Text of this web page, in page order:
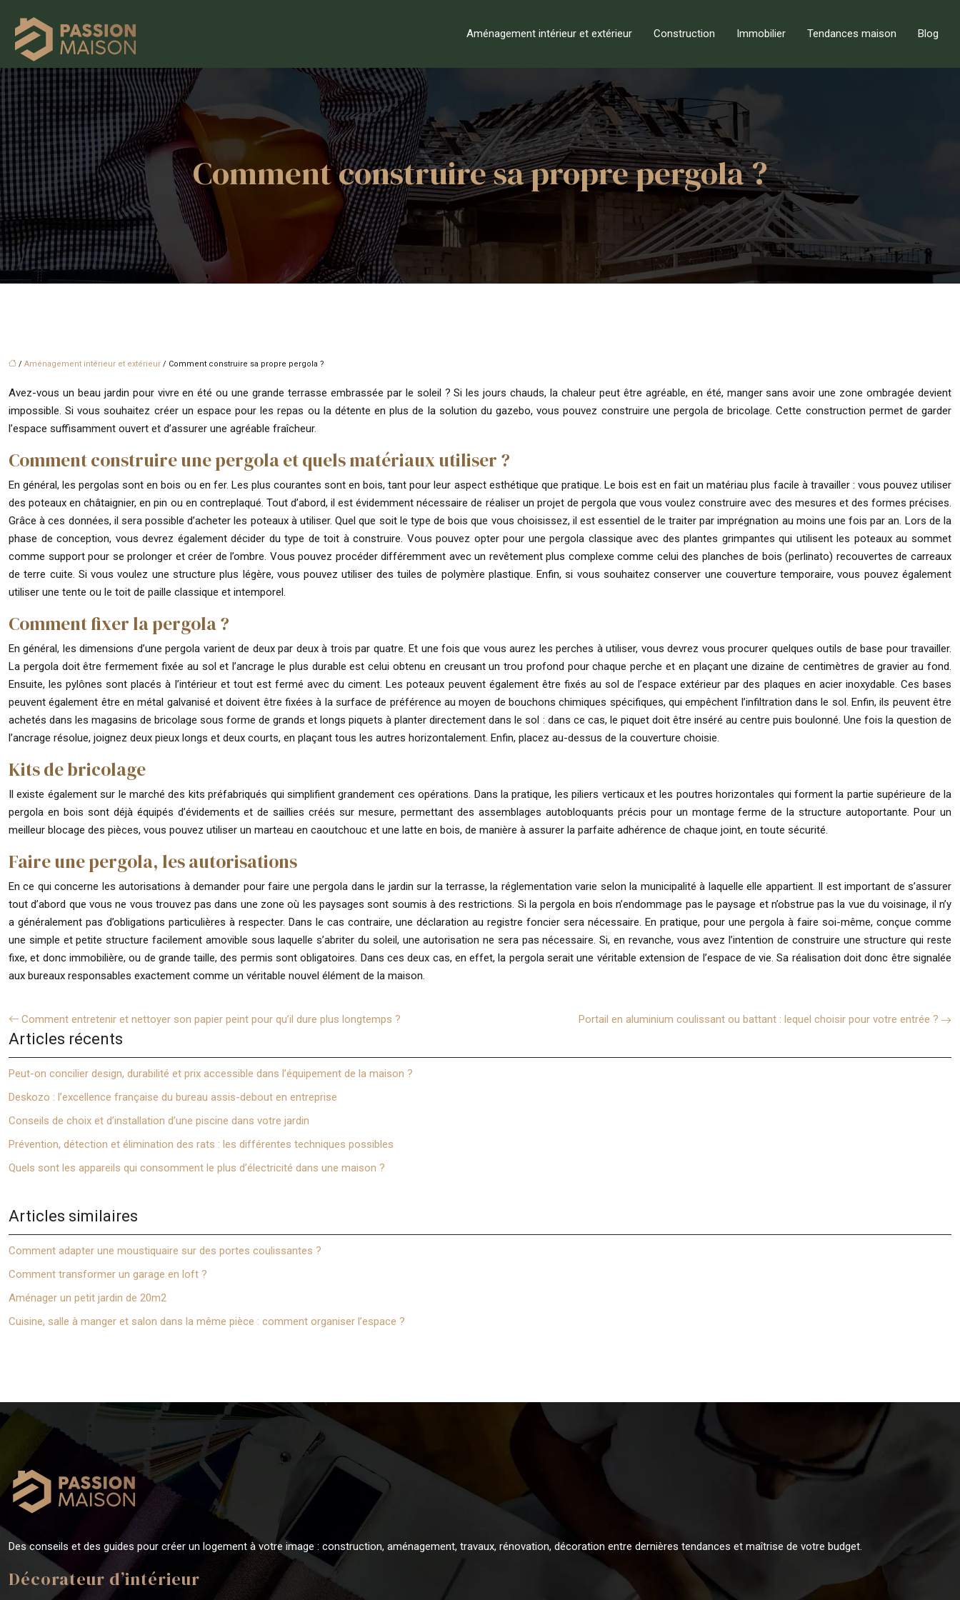
Aménagement intérieur et extérieur Construction Immobilier Tendances maison Blog
Comment construire sa propre pergola ?
/ Aménagement intérieur et extérieur / Comment construire sa propre pergola ?
Avez-vous un beau jardin pour vivre en été ou une grande terrasse embrassée par le soleil ? Si les jours chauds, la chaleur peut être agréable, en été, manger sans avoir une zone ombragée devient
impossible. Si vous souhaitez créer un espace pour les repas ou la détente en plus de la solution du gazebo, vous pouvez construire une pergola de bricolage. Cette construction permet de garder
l’espace suffisamment ouvert et d’assurer une agréable fraîcheur.
Comment construire une pergola et quels matériaux utiliser ?
En général, les pergolas sont en bois ou en fer. Les plus courantes sont en bois, tant pour leur aspect esthétique que pratique. Le bois est en fait un matériau plus facile à travailler : vous pouvez utiliser
des poteaux en châtaignier, en pin ou en contreplaqué. Tout d’abord, il est évidemment nécessaire de réaliser un projet de pergola que vous voulez construire avec des mesures et des formes précises.
Grâce à ces données, il sera possible d’acheter les poteaux à utiliser. Quel que soit le type de bois que vous choisissez, il est essentiel de le traiter par imprégnation au moins une fois par an. Lors de la
phase de conception, vous devrez également décider du type de toit à construire. Vous pouvez opter pour une pergola classique avec des plantes grimpantes qui utilisent les poteaux au sommet
comme support pour se prolonger et créer de l’ombre. Vous pouvez procéder différemment avec un revêtement plus complexe comme celui des planches de bois (perlinato) recouvertes de carreaux
de terre cuite. Si vous voulez une structure plus légère, vous pouvez utiliser des tuiles de polymère plastique. Enfin, si vous souhaitez conserver une couverture temporaire, vous pouvez également
utiliser une tente ou le toit de paille classique et intemporel.
Comment fixer la pergola ?
En général, les dimensions d’une pergola varient de deux par deux à trois par quatre. Et une fois que vous aurez les perches à utiliser, vous devrez vous procurer quelques outils de base pour travailler.
La pergola doit être fermement fixée au sol et l’ancrage le plus durable est celui obtenu en creusant un trou profond pour chaque perche et en plaçant une dizaine de centimètres de gravier au fond.
Ensuite, les pylônes sont placés à l’intérieur et tout est fermé avec du ciment. Les poteaux peuvent également être fixés au sol de l’espace extérieur par des plaques en acier inoxydable. Ces bases
peuvent également être en métal galvanisé et doivent être fixées à la surface de préférence au moyen de bouchons chimiques spécifiques, qui empêchent l’infiltration dans le sol. Enfin, ils peuvent être
achetés dans les magasins de bricolage sous forme de grands et longs piquets à planter directement dans le sol : dans ce cas, le piquet doit être inséré au centre puis boulonné. Une fois la question de
l’ancrage résolue, joignez deux pieux longs et deux courts, en plaçant tous les autres horizontalement. Enfin, placez au-dessus de la couverture choisie.
Kits de bricolage
Il existe également sur le marché des kits préfabriqués qui simplifient grandement ces opérations. Dans la pratique, les piliers verticaux et les poutres horizontales qui forment la partie supérieure de la
pergola en bois sont déjà équipés d’évidements et de saillies créés sur mesure, permettant des assemblages autobloquants précis pour un montage ferme de la structure autoportante. Pour un
meilleur blocage des pièces, vous pouvez utiliser un marteau en caoutchouc et une latte en bois, de manière à assurer la parfaite adhérence de chaque joint, en toute sécurité.
Faire une pergola, les autorisations
En ce qui concerne les autorisations à demander pour faire une pergola dans le jardin sur la terrasse, la réglementation varie selon la municipalité à laquelle elle appartient. Il est important de s’assurer
tout d’abord que vous ne vous trouvez pas dans une zone où les paysages sont soumis à des restrictions. Si la pergola en bois n’endommage pas le paysage et n’obstrue pas la vue du voisinage, il n’y
a généralement pas d’obligations particulières à respecter. Dans le cas contraire, une déclaration au registre foncier sera nécessaire. En pratique, pour une pergola à faire soi-même, conçue comme
une simple et petite structure facilement amovible sous laquelle s’abriter du soleil, une autorisation ne sera pas nécessaire. Si, en revanche, vous avez l’intention de construire une structure qui reste
fixe, et donc immobilière, ou de grande taille, des permis sont obligatoires. Dans ces deux cas, en effet, la pergola serait une véritable extension de l’espace de vie. Sa réalisation doit donc être signalée
aux bureaux responsables exactement comme un véritable nouvel élément de la maison.
Comment entretenir et nettoyer son papier peint pour qu’il dure plus longtemps ? Portail en aluminium coulissant ou battant : lequel choisir pour votre entrée ?
Articles récents
Peut-on concilier design, durabilité et prix accessible dans l’équipement de la maison ?
Deskozo : l’excellence française du bureau assis-debout en entreprise
Conseils de choix et d’installation d’une piscine dans votre jardin
Prévention, détection et élimination des rats : les différentes techniques possibles
Quels sont les appareils qui consomment le plus d’électricité dans une maison ?
Articles similaires
Comment adapter une moustiquaire sur des portes coulissantes ?
Comment transformer un garage en loft ?
Aménager un petit jardin de 20m2
Cuisine, salle à manger et salon dans la même pièce : comment organiser l’espace ?
Des conseils et des guides pour créer un logement à votre image : construction, aménagement, travaux, rénovation, décoration entre dernières tendances et maîtrise de votre budget.
Décorateur d’intérieur